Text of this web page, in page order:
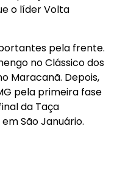
o líder Volta
pela frente.
no Clássico dos
Maracanã. Depois,
pela primeira fase
da Taça
São Januário.